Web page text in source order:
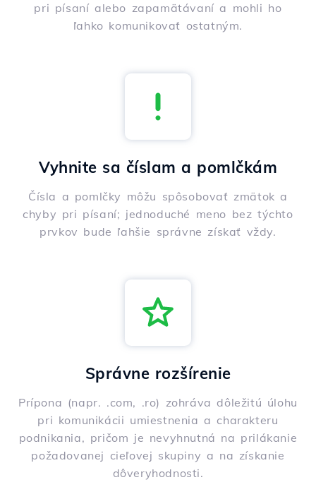
pri písaní alebo zapamätávaní a mohli ho
ľahko komunikovať ostatným.
Vyhnite sa číslam a pomlčkám
Čísla a pomlčky môžu spôsobovať zmätok a
chyby pri písaní; jednoduché meno bez týchto
prvkov bude ľahšie správne získať vždy.
Správne rozšírenie
Prípona (napr. .com, .ro) zohráva dôležitú úlohu
pri komunikácii umiestnenia a charakteru
podnikania, pričom je nevyhnutná na prilákanie
požadovanej cieľovej skupiny a na získanie
dôveryhodnosti.